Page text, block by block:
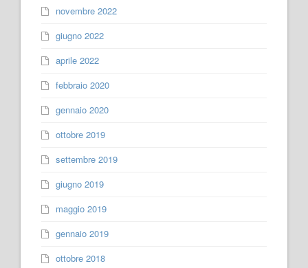
novembre 2022
giugno 2022
aprile 2022
febbraio 2020
gennaio 2020
ottobre 2019
settembre 2019
giugno 2019
maggio 2019
gennaio 2019
ottobre 2018